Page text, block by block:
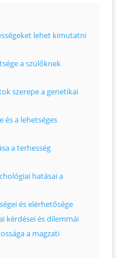
lehet kimutatni
a szülőknek
szerepe a genetikai
és a lehetséges
a terhesség
hatásai a
és elérhetősége
kérdései és dilemmái
a magzati